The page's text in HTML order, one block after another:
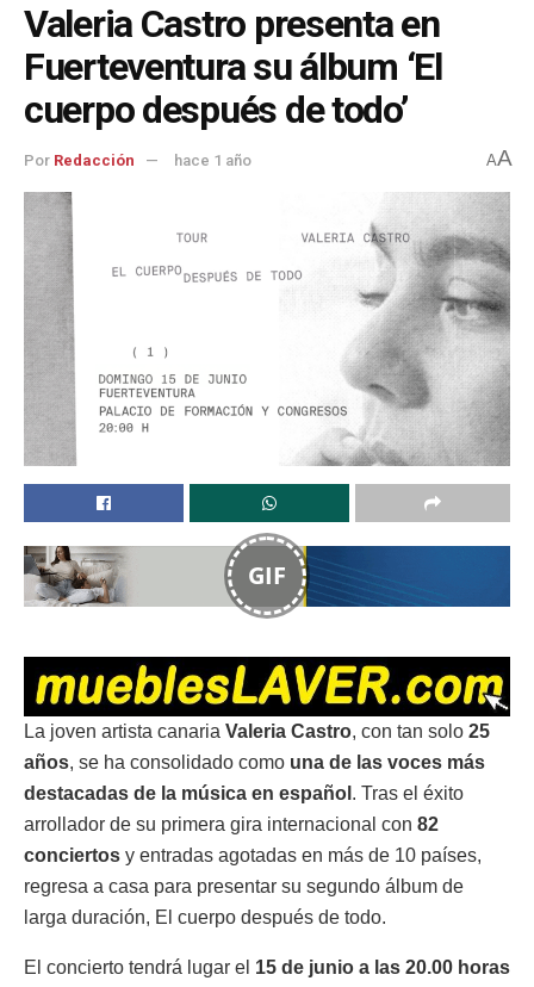
Valeria Castro presenta en
Fuerteventura su álbum ‘El
cuerpo después de todo’
Por Redacción hace 1 año AA
GIF
La joven artista canaria Valeria Castro, con tan solo 25
años, se ha consolidado como una de las voces más
destacadas de la música en español . Tras el éxito
arrollador de su primera gira internacional con 82
conciertos y entradas agotadas en más de 10 países,
regresa a casa para presentar su segundo álbum de
larga duración, El cuerpo después de todo.
El concierto tendrá lugar el 15 de junio a las 20.00 horas